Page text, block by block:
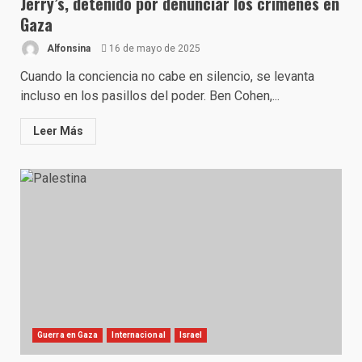
Gaza
Alfonsina 16 de mayo de 2025
Cuando la conciencia no cabe en silencio, se levanta
incluso en los pasillos del poder. Ben Cohen,...
Leer Más
Guerra en Gaza Internacional Israel